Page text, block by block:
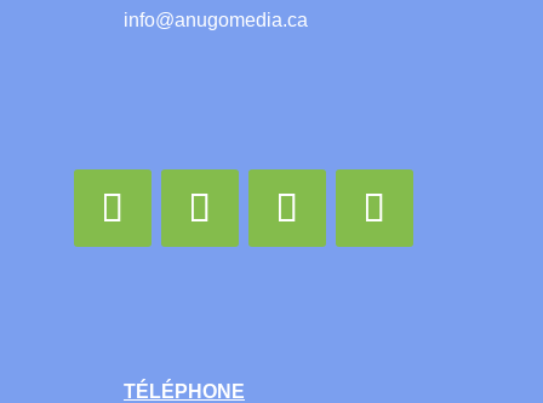
info@anugomedia.ca
TÉLÉPHONE